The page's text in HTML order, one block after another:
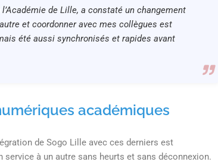
de Lille, a constaté un changement
et coordonner avec mes collègues est
été aussi synchronisés et rapides avant
académiques
de Sogo Lille avec ces derniers est
service à un autre sans heurts et sans déconnexion.